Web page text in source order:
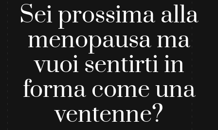
Sei prossima alla
menopausa ma
vuoi sentirti in
forma come una
ventenne?